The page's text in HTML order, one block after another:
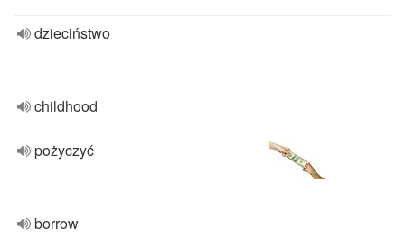
dzieciństwo
childhood
pożyczyć
borrow